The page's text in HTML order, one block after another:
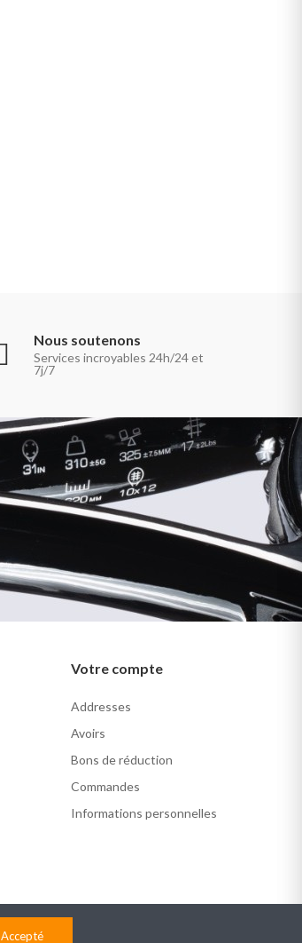
Nous soutenons
Services incroyables 24h/24 et
7j/7
Votre compte
Addresses
Avoirs
Bons de réduction
Commandes
Informations personnelles
Accepté